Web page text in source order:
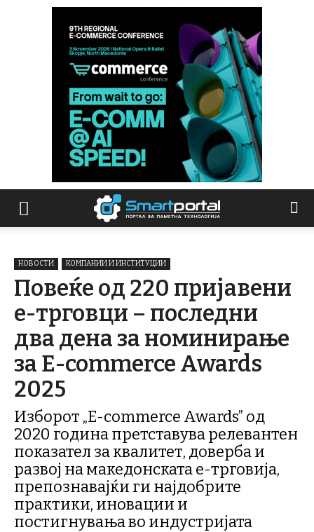
НОВОСТИ КОМПАНИИ И ИНСТИТУЦИИ
Повеќе од 220 пријавени
е-трговци – последни
два дена за номинирање
за E-commerce Awards
2025
Изборот „E-commerce Awards” од
2020 година претставува релевантен
показател за квалитет, доверба и
развој на македонската е-трговија,
препознавајќи ги најдобрите
практики, иновации и
постигнувања во индустријата